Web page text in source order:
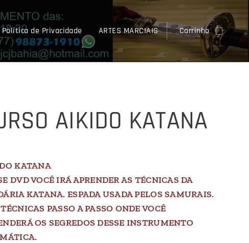
Política de Privacidade ARTES MARCIAIS Carrinho
AIKIDO KATANA
KATANA
DVD VOCÊ IRÁ APRENDER AS TÉCNICAS DA
KATANA. ESPADA USADA PELOS SAMURAIS.
PASSO A PASSO ONDE VOCÊ
OS SEGREDOS DESSE INSTRUMENTO